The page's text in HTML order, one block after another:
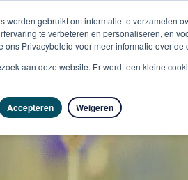
gebruikt om informatie te verzamelen
te verbeteren en personaliseren, en
Privacybeleid voor meer informatie over de
aan deze website. Er wordt een kleine
Accepteren Weigeren
& advies Kennisbank